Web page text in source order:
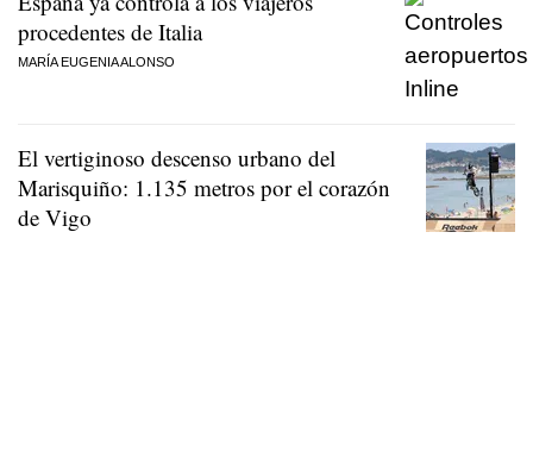
procedentes de Italia
MARÍA EUGENIA ALONSO
El vertiginoso descenso urbano del
Marisquiño: 1.135 metros por el corazón
de Vigo